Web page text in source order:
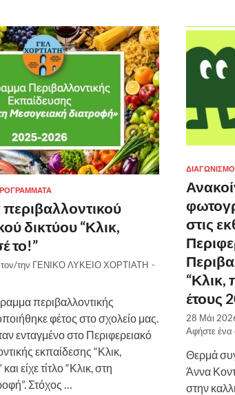
δικτύου “Κλικ,
το!”
την ΓΕΝΙΚΟ ΛΥΚΕΙΟ ΧΟΡΤΙΑΤΗ -
περιβαλλοντικής
φέτος στο σχολείο μας.
ενταγμένο στο Περιφερειακό
εκπαίδεσης “Κλικ,
είχε τίτλο “Κλικ, στη
Στόχος …
στις
“Κλικ,
έτους
28 Μάι
Αφήστε ένα
Θερμά
Άννα
στην